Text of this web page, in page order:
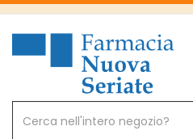
Passa
principale
Farmacia
Nuova
Prodotto